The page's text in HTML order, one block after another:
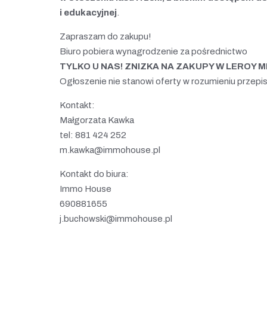
i edukacyjnej
Zapraszam do zakupu!
Biuro pobiera wynagrodzenie za pośrednictwo
TYLKO U NAS! ZNIZKA NA ZAKUPY W LEROY
Ogłoszenie nie stanowi oferty w rozumieniu
Kontakt:
Małgorzata Kawka
tel: 881 424 252
m.kawka@immohouse.pl
Kontakt do biura:
Immo House
690881655
j.buchowski@immohouse.pl